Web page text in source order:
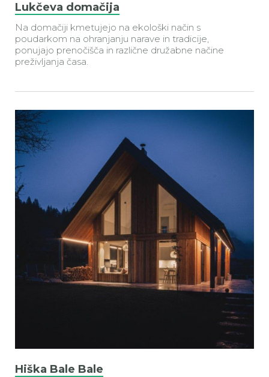
Lukčeva domačija
Na domačiji kmetujejo na ekološki način s
poudarkom na ohranjanju narave in tradicije,
ponujajo prenočišča in različne družabne načine
preživljanja časa.
Hiška Bale Bale